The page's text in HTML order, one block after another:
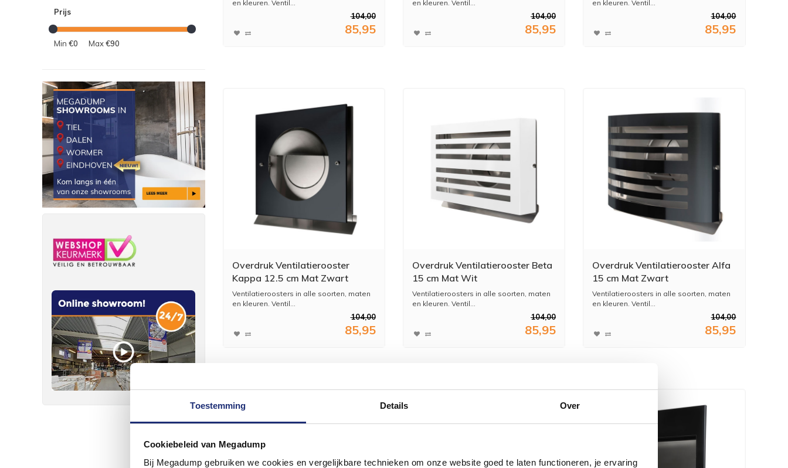
Toestemming Details Over
Cookiebeleid van Megadump
Bij Megadump gebruiken we cookies en vergelijkbare technieken om onze website goed te laten functioneren, je ervaring
Prijs
Min €0 Max€90
en kleuren. Ventil...
104,00
85,95
en kleuren. Ventil...
104,00
85,95
en kleuren. Ventil...
104,00
85,95
Overdruk Ventilatierooster
Kappa 12.5 cm Mat Zwart
Ventilatieroosters in alle soorten, maten
en kleuren. Ventil...
104,00
85,95
Overdruk Ventilatierooster Beta
15 cm Mat Wit
Ventilatieroosters in alle soorten, maten
en kleuren. Ventil...
104,00
85,95
Overdruk Ventilatierooster Alfa
15 cm Mat Zwart
Ventilatieroosters in alle soorten, maten
en kleuren. Ventil...
104,00
85,95